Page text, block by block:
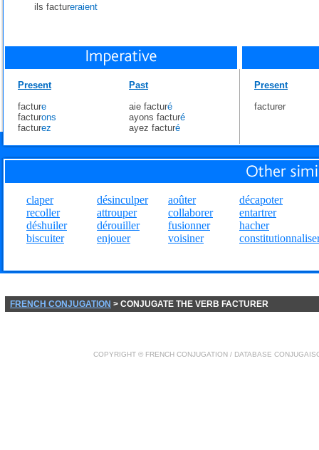
ils factureraient
Present
facture
facturons
facturez
Past
aie facturé
ayons facturé
ayez facturé
Present
facturer
claper
recoller
déshuiler
biscuiter
désinculper
attrouper
dérouiller
enjouer
aoûter
collaborer
fusionner
voisiner
décapoter
entartrer
hacher
FRENCH CONJUGATION > CONJUGATE THE VERB FACTURER
COPYRIGHT © FRENCH CONJUGATION / DATABASE